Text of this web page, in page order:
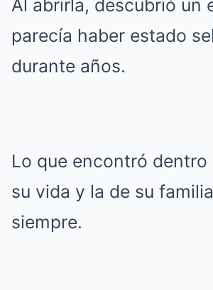
Al abrirla, descubrió un
parecía haber estado
durante años.
Lo que encontró dentro
su vida y la de su
siempre.